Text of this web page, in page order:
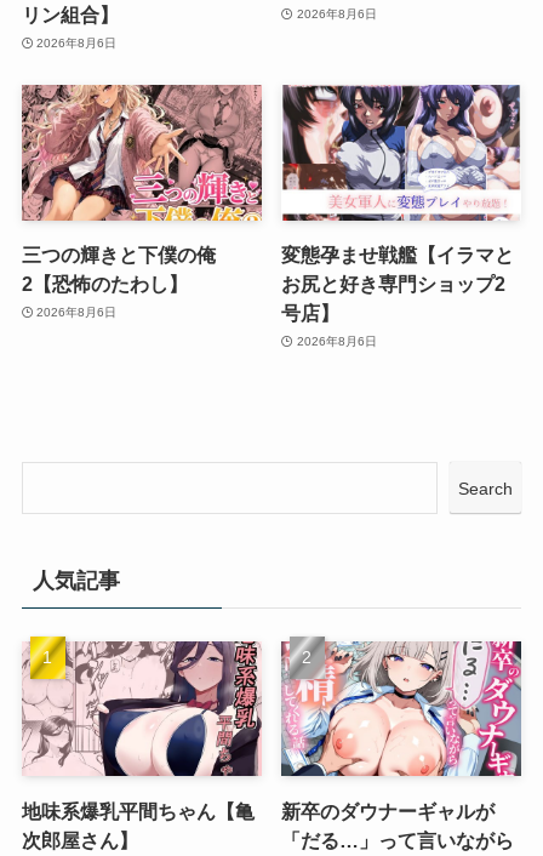
リン組合】
2026年8月6日
2026年8月6日
三つの輝きと下僕の俺
2【恐怖のたわし】
2026年8月6日
変態孕ませ戦艦【イラマと
お尻と好き専門ショップ2
号店】
2026年8月6日
Search
人気記事
地味系爆乳平間ちゃん【亀
次郎屋さん】
新卒のダウナーギャルが
「だる…」って言いながら